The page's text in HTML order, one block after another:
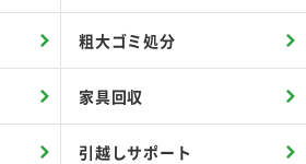
粗大ゴミ処分
家具回収
引越しサポート